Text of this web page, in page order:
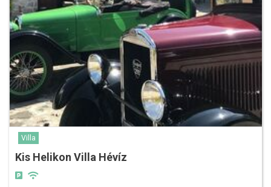
Villa
Kis Helikon Villa Hévíz